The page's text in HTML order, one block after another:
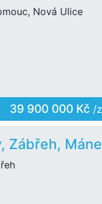
Nová Ulice
39 900 000 Kč /
Zábřeh,